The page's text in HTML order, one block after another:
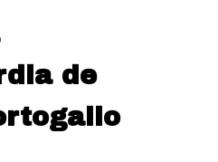
de